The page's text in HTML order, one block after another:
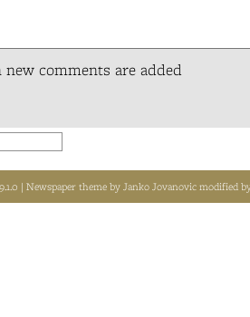
comments are added
| Newspaper theme byJanko Jovanovicmodified